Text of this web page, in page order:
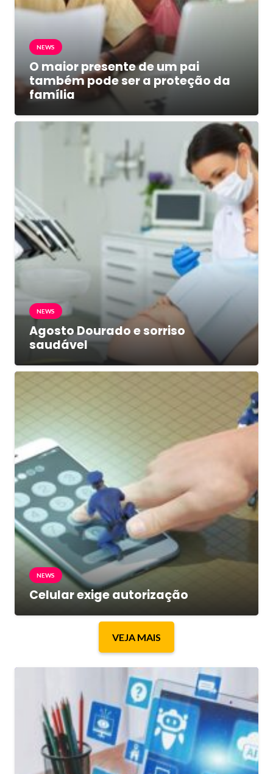
NEWS
O maior presente de um pai
também pode ser a proteção da
família
NEWS
Agosto Dourado e sorriso
saudável
NEWS
Celular exige autorização
VEJA MAIS